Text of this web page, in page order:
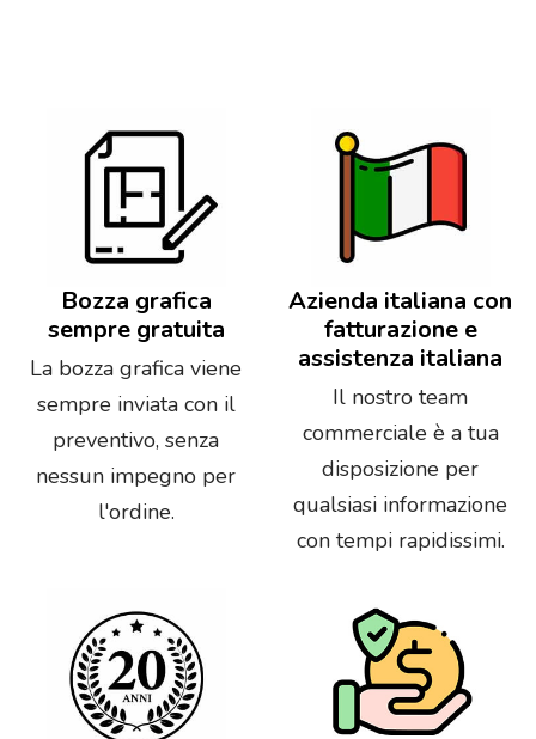
Bozza grafica
sempre gratuita
La bozza grafica viene
sempre inviata con il
preventivo, senza
nessun impegno per
l'ordine.
Azienda italiana con
fatturazione e
assistenza italiana
Il nostro team
commerciale è a tua
disposizione per
qualsiasi informazione
con tempi rapidissimi.